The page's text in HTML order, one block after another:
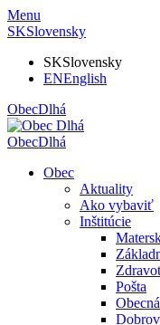
Menu
SKSlovensky
SKSlovensky
ENEnglish
ObecDlhá
ObecDlhá
Obec
Aktuality
Ako vybaviť
Inštitúcie
Pošta